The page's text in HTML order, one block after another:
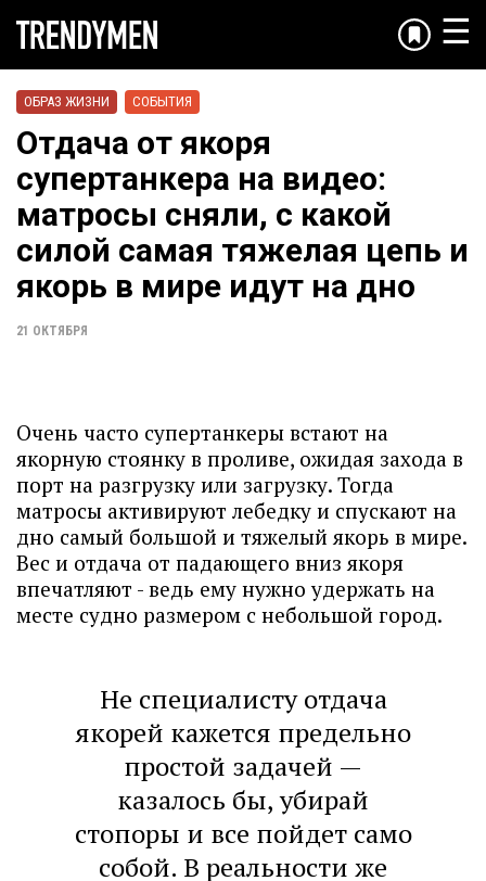
☰
ОБРАЗ ЖИЗНИ СОБЫТИЯ
Отдача от якоря
супертанкера на видео:
матросы сняли, с какой
силой самая тяжелая цепь и
якорь в мире идут на дно
21 ОКТЯБРЯ
Очень часто супертанкеры встают на
якорную стоянку в проливе, ожидая захода в
порт на разгрузку или загрузку. Тогда
матросы активируют лебедку и спускают на
дно самый большой и тяжелый якорь в мире.
Вес и отдача от падающего вниз якоря
впечатляют - ведь ему нужно удержать на
месте судно размером с небольшой город.
Не специалисту отдача
якорей кажется предельно
простой задачей —
казалось бы, убирай
стопоры и все пойдет само
собой. В реальности же